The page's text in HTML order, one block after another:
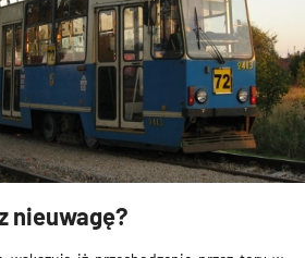
nieuwagę?